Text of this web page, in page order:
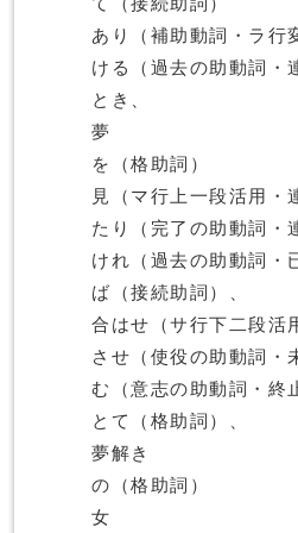
あり（補助動詞・ラ行
ける（過去の助動詞・
とき、
夢
を（格助詞）
見（マ行上一段活用・
たり（完了の助動詞・
けれ（過去の助動詞・
ば（接続助詞）、
合はせ（サ行下二段活
させ（使役の助動詞・
む（意志の助動詞・終
とて（格助詞）、
夢解き
の（格助詞）
女